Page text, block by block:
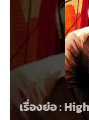
เรื่องย่อ :